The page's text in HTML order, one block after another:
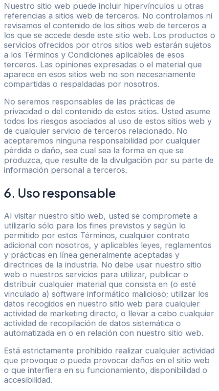
Nuestro sitio web puede incluir hipervínculos u otras
referencias a sitios web de terceros. No controlamos ni
revisamos el contenido de los sitios web de terceros a
los que se accede desde este sitio web. Los productos o
servicios ofrecidos por otros sitios web estarán sujetos
a los Términos y Condiciones aplicables de esos
terceros. Las opiniones expresadas o el material que
aparece en esos sitios web no son necesariamente
compartidas o respaldadas por nosotros.
No seremos responsables de las prácticas de
privacidad o del contenido de estos sitios. Usted asume
todos los riesgos asociados al uso de estos sitios web y
de cualquier servicio de terceros relacionado. No
aceptaremos ninguna responsabilidad por cualquier
pérdida o daño, sea cual sea la forma en que se
produzca, que resulte de la divulgación por su parte de
información personal a terceros.
6. Uso responsable
Al visitar nuestro sitio web, usted se compromete a
utilizarlo sólo para los fines previstos y según lo
permitido por estos Términos, cualquier contrato
adicional con nosotros, y aplicables leyes, reglamentos
y prácticas en línea generalmente aceptadas y
directrices de la industria. No debe usar nuestro sitio
web o nuestros servicios para utilizar, publicar o
distribuir cualquier material que consista en (o esté
vinculado a) software informático malicioso; utilizar los
datos recogidos en nuestro sitio web para cualquier
actividad de marketing directo, o llevar a cabo cualquier
actividad de recopilación de datos sistemática o
automatizada en o en relación con nuestro sitio web.
Está estrictamente prohibido realizar cualquier actividad
que provoque o pueda provocar daños en el sitio web
o que interfiera en su funcionamiento, disponibilidad o
accesibilidad.